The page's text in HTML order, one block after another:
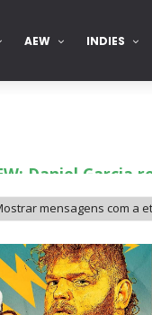
AEW INDIES
Daniel
2026:
mensagens com a